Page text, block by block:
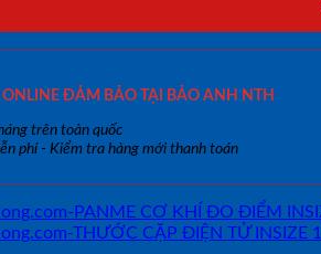
ĐẢM BẢO TẠI BẢO ANH NTH
trên toàn quốc
phí - Kiểm tra hàng mới thanh toán